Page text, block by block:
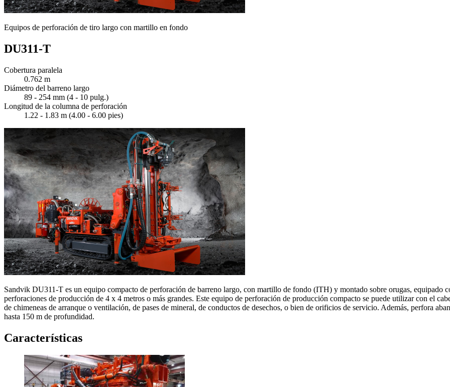
Equipos de perforación de tiro largo con martillo en fondo
DU311-T
Cobertura paralela
0.762 m
Diámetro del barreno largo
89 - 254 mm (4 - 10 pulg.)
Longitud de la columna de perforación
1.22 - 1.83 m (4.00 - 6.00 pies)
Sandvik DU311-T es un equipo compacto de perforación de barreno largo, con martillo de fondo (ITH) y montado sobre orugas, equipado
perforaciones de producción de 4 x 4 metros o más grandes. Este equipo de perforación de producción compacto se puede utilizar con el
de chimeneas de arranque o ventilación, de pases de mineral, de conductos de desechos, o bien de orificios de servicio. Además, perfora
hasta 150 m de profundidad.
Características